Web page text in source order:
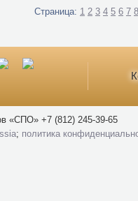
Страница: 1 2 3 4 5 6 7 8
«СПО» +7 (812) 245-39-65
; политика